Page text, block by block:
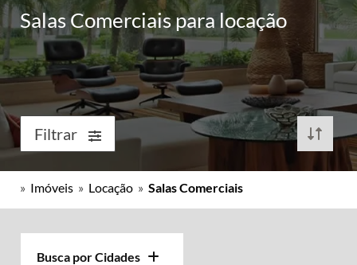
Salas Comerciais para locação
Filtrar
» Imóveis » Locação » Salas Comerciais
Busca por Cidades